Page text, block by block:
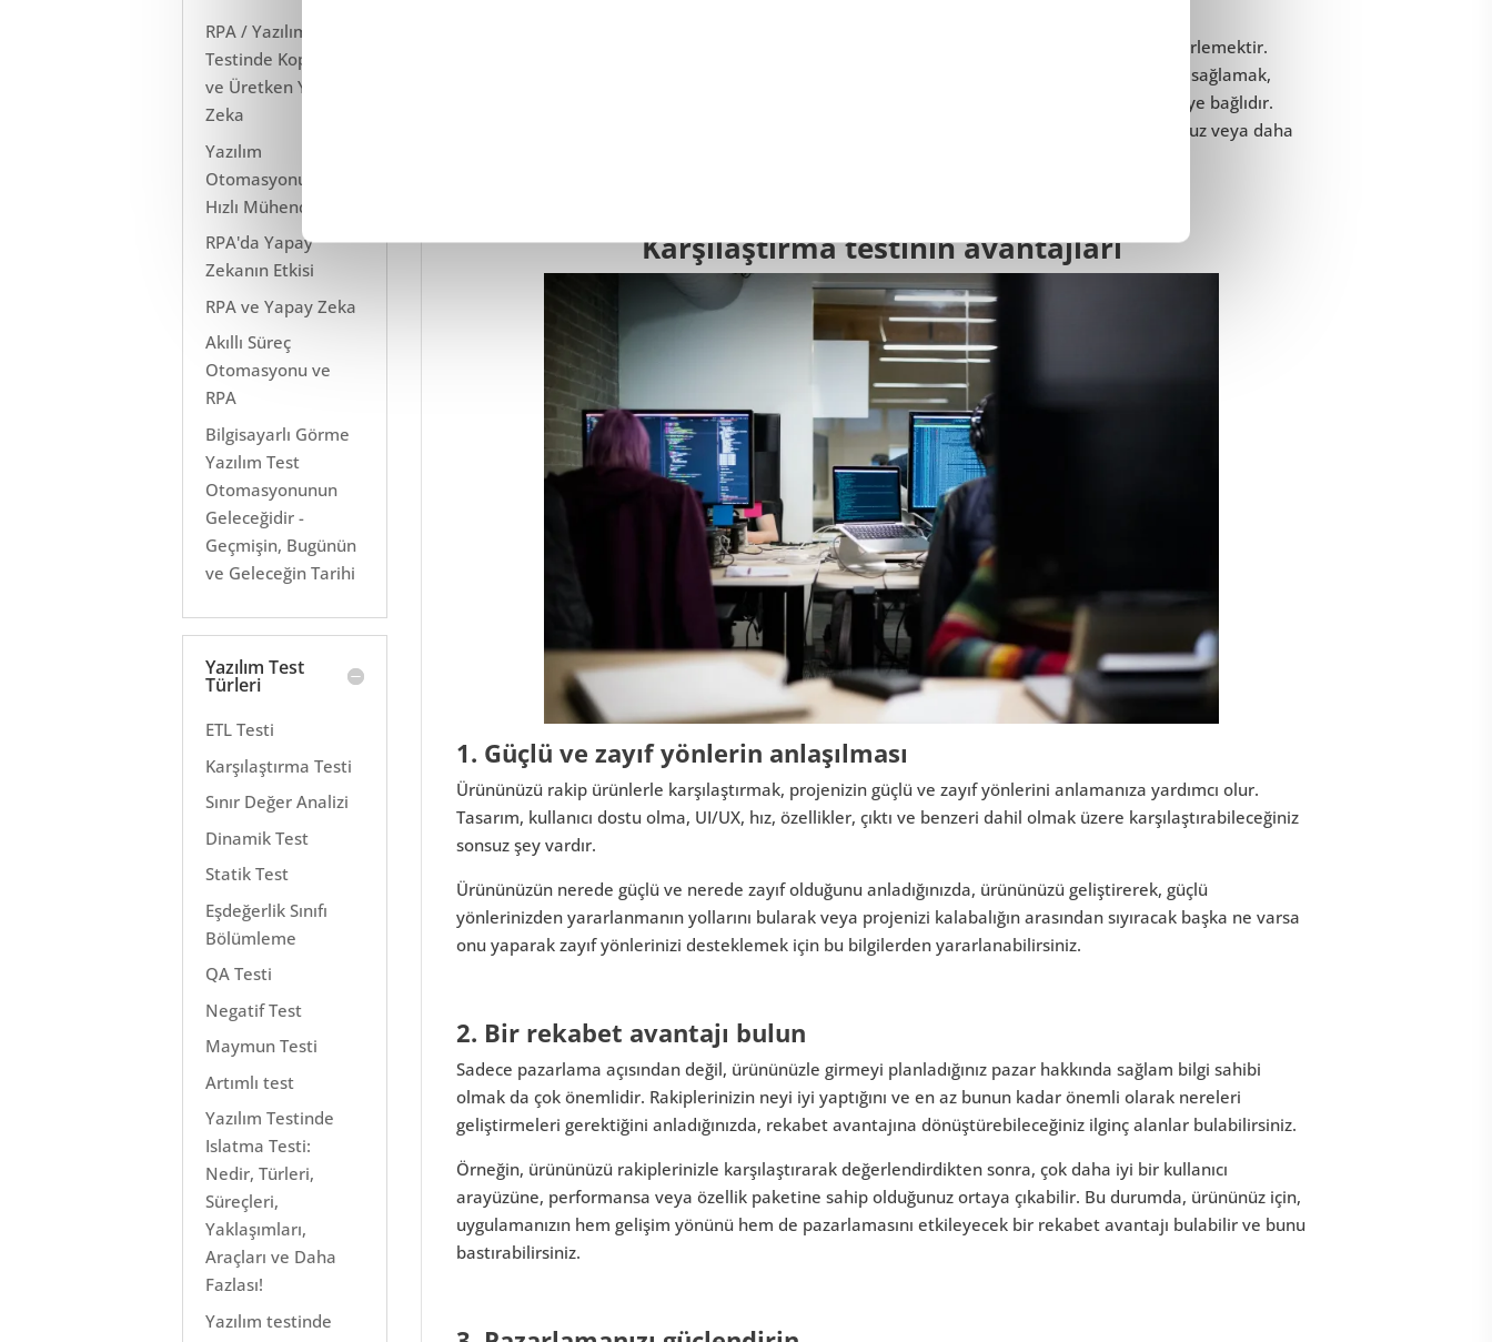
Karşılaştırma testinin büyük bir kısmı, ürününüzün pazarda hayatta kalıp kalamayacağını belirlemektir.
Kitlenin sorunlu noktalarını çözen harika bir çözümünüz olsa da, kullanıcıların benimsemesini sağlamak,
ürününüzü halihazırda piyasada bulunan araçlara karşı nasıl konumlandırabileceğinizi görmeye bağlıdır.
Rakip bir ürünü geride bırakmak için sorunları piyasadaki diğer araçlardan daha hızlı, daha ucuz veya daha
Karşılaştırma testinin avantajları
1. Güçlü ve zayıf yönlerin anlaşılması
Ürününüzü rakip ürünlerle karşılaştırmak, projenizin güçlü ve zayıf yönlerini anlamanıza yardımcı olur.
Tasarım, kullanıcı dostu olma, UI/UX, hız, özellikler, çıktı ve benzeri dahil olmak üzere karşılaştırabileceğiniz
sonsuz şey vardır.
Ürününüzün nerede güçlü ve nerede zayıf olduğunu anladığınızda, ürününüzü geliştirerek, güçlü
yönlerinizden yararlanmanın yollarını bularak veya projenizi kalabalığın arasından sıyıracak başka ne varsa
onu yaparak zayıf yönlerinizi desteklemek için bu bilgilerden yararlanabilirsiniz.
2. Bir rekabet avantajı bulun
Sadece pazarlama açısından değil, ürününüzle girmeyi planladığınız pazar hakkında sağlam bilgi sahibi
olmak da çok önemlidir. Rakiplerinizin neyi iyi yaptığını ve en az bunun kadar önemli olarak nereleri
geliştirmeleri gerektiğini anladığınızda, rekabet avantajına dönüştürebileceğiniz ilginç alanlar bulabilirsiniz.
Örneğin, ürününüzü rakiplerinizle karşılaştırarak değerlendirdikten sonra, çok daha iyi bir kullanıcı
arayüzüne, performansa veya özellik paketine sahip olduğunuz ortaya çıkabilir. Bu durumda, ürününüz için,
uygulamanızın hem gelişim yönünü hem de pazarlamasını etkileyecek bir rekabet avantajı bulabilir ve bunu
bastırabilirsiniz.
RPA / Yazılım
Testinde Kopilotlar
ve Üretken Yapay
Zeka
Yazılım
Otomasyonunda
Hızlı Mühendislik
RPA'da Yapay
Zekanın Etkisi
RPA ve Yapay Zeka
Akıllı Süreç
Otomasyonu ve
RPA
Bilgisayarlı Görme
Yazılım Test
Otomasyonunun
Geleceğidir -
Geçmişin, Bugünün
ve Geleceğin Tarihi
Yazılım Test
Türleri
ETL Testi
Karşılaştırma Testi
Sınır Değer Analizi
Dinamik Test
Statik Test
Eşdeğerlik Sınıfı
Bölümleme
QA Testi
Negatif Test
Maymun Testi
Artımlı test
Yazılım Testinde
Islatma Testi:
Nedir, Türleri,
Süreçleri,
Yaklaşımları,
Araçları ve Daha
Fazlası!
Yazılım testinde